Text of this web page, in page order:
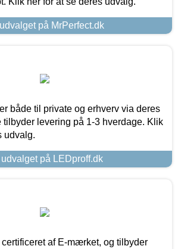
på MrPerfect.dk
både til private og erhverv via deres
tilbyder levering på 1-3 hverdage. Klik
udvalg.
på LEDproff.dk
certificeret af E-mærket, og tilbyder